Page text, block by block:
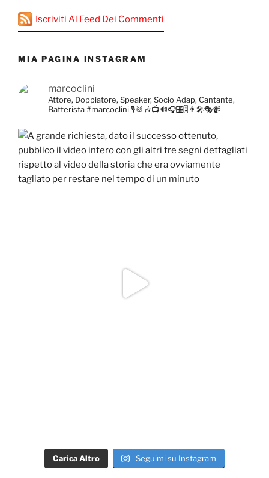
Iscriviti Al Feed Dei Commenti
MIA PAGINA INSTAGRAM
marcoclini
Attore, Doppiatore, Speaker, Socio Adap, Cantante,
Batterista#marcoclini 🎙️🥁🎶📺🔊🎧🎛️🎚️👨‍🎤🎭📹
Carica Altro Seguimi su Instagram